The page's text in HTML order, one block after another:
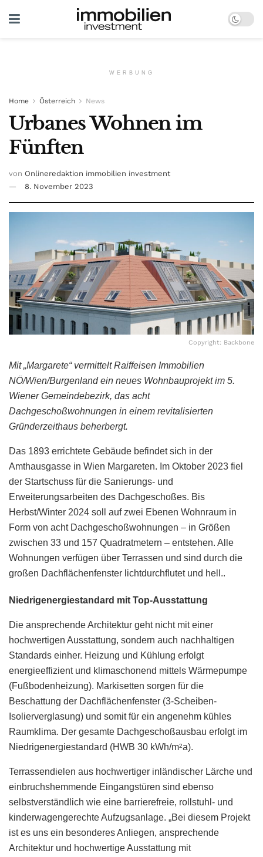
WERBUNG
Home Österreich News
Urbanes Wohnen im
Fünften
von Onlineredaktion immobilien investment
8. November 2023
Copyright: Backbone
Mit „Margarete“ vermittelt Raiffeisen Immobilien
NÖ/Wien/Burgenland ein neues Wohnbauprojekt im 5.
Wiener Gemeindebezirk, das acht
Dachgeschoßwohnungen in einem revitalisierten
Gründerzeithaus beherbergt.
Das 1893 errichtete Gebäude befindet sich in der
Amthausgasse in Wien Margareten. Im Oktober 2023 fiel
der Startschuss für die Sanierungs- und
Erweiterungsarbeiten des Dachgeschoßes. Bis
Herbst/Winter 2024 soll auf zwei Ebenen Wohnraum in
Form von acht Dachgeschoßwohnungen – in Größen
zwischen 33 und 157 Quadratmetern – entstehen. Alle
Wohnungen verfügen über Terrassen und sind durch die
großen Dachflächenfenster lichtdurchflutet und hell..
Niedrigenergiestandard mit Top-Ausstattung
Die ansprechende Architektur geht nicht mit einer
hochwertigen Ausstattung, sondern auch nachhaltigen
Standards einher. Heizung und Kühlung erfolgt
energieeffizient und klimaschonend mittels Wärmepumpe
(Fußbodenheizung). Markisetten sorgen für die
Beschattung der Dachflächenfenster (3-Scheiben-
Isolierverglasung) und somit für ein angenehm kühles
Raumklima. Der gesamte Dachgeschoßausbau erfolgt im
Niedrigenergiestandard (HWB 30 kWh/m2a).
Terrassendielen aus hochwertiger inländischer Lärche und
einbruchshemmende Eingangstüren sind ebenso
selbstverständlich wie eine barrierefreie, rollstuhl- und
kinderwagengerechte Aufzugsanlage. „Bei diesem Projekt
ist es uns ein besonderes Anliegen, ansprechende
Architektur und hochwertige Ausstattung mit